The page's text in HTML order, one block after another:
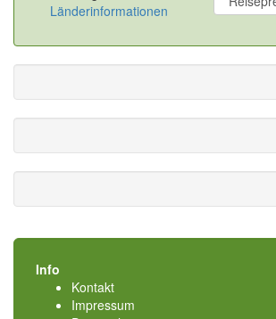
Länderinformationen
Info
Kontakt
Impressum